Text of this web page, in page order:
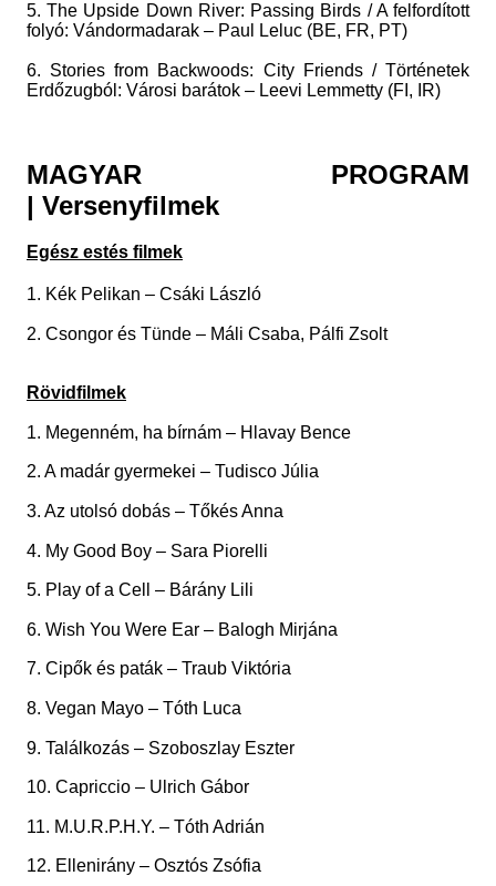
5. The Upside Down River: Passing Birds / A felfordított
folyó: Vándormadarak – Paul Leluc (BE, FR, PT)
6. Stories from Backwoods: City Friends / Történetek
Erdőzugból: Városi barátok – Leevi Lemmetty (FI, IR)
MAGYAR PROGRAM
| Versenyfilmek
Egész estés filmek
1. Kék Pelikan – Csáki László
2. Csongor és Tünde – Máli Csaba, Pálfi Zsolt
Rövidfilmek
1. Megenném, ha bírnám – Hlavay Bence
2. A madár gyermekei – Tudisco Júlia
3. Az utolsó dobás – Tőkés Anna
4. My Good Boy – Sara Piorelli
5. Play of a Cell – Bárány Lili
6. Wish You Were Ear – Balogh Mirjána
7. Cipők és paták – Traub Viktória
8. Vegan Mayo – Tóth Luca
9. Találkozás – Szoboszlay Eszter
10. Capriccio – Ulrich Gábor
11. M.U.R.P.H.Y. – Tóth Adrián
12. Ellenirány – Osztós Zsófia